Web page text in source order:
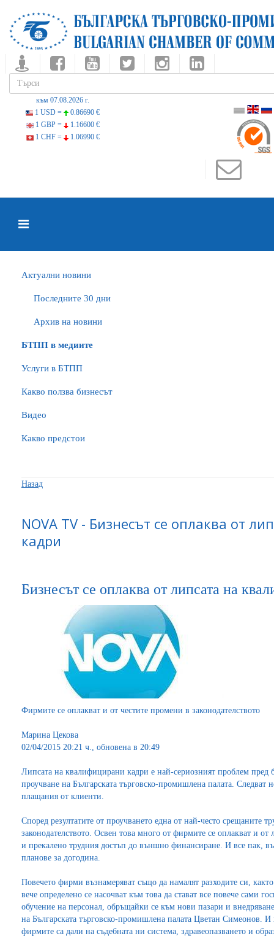
към 07.08.2026 г.
1 USD =
0.86690 €
1 GBP =
1.16600 €
1 CHF =
1.06990 €
Актуални новини
Последните 30 дни
Архив на новини
БTПП в медиите
Услуги в БТПП
Какво ползва бизнесът
Видео
Какво предстои
Назад
NOVA TV - Бизнесът се оплаква от
кадри
Бизнесът се оплаква от липсата на
Фирмите се оплакват и от честите промени в законодателството
Марина Цекова
02/04/2015 20:21 ч., oбновена в 20:49
Липсата на квалифицирани кадри е най-сериозният проблем пред
проучване на Българската търговско-промишлена палата. Следват
плащания от клиенти.
Според резултатите от проучването една от най-често срещаните
законодателството. Освен това много от фирмите се оплакват и
и прекалено трудния достъп до външно финансиране. И все пак,
планове за догодина.
Повечето фирми възнамеряват също да намалят разходите си,
вече определено се насочват към това да стават все повече сами
обучение на персонал, обръщайки се към нови пазари и
на Българската търговско-промишлена палата Цветан Симеонов.
фирмите са дали на съдебната ни система, здравеопазването и